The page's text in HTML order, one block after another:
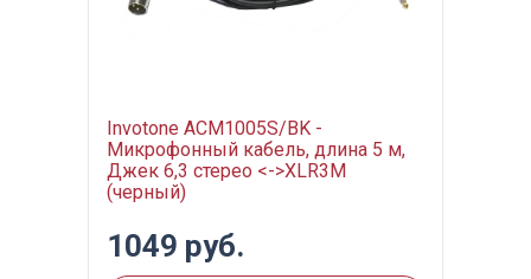
Invotone ACM1005S/BK -
Микрофонный кабель, длина 5 м,
Джек 6,3 стерео <->XLR3M
(черный)
1049 руб.